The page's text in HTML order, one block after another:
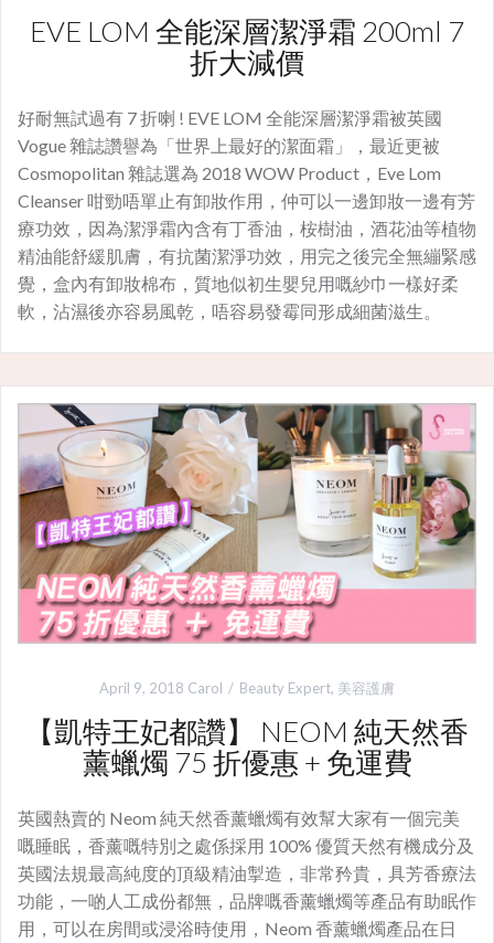
EVE LOM 全能深層潔淨霜 200ml 7
折大減價
好耐無試過有 7 折喇 ! EVE LOM 全能深層潔淨霜被英國
Vogue 雜誌讚譽為「世界上最好的潔面霜」，最近更被
Cosmopolitan 雜誌選為 2018 WOW Product，Eve Lom
Cleanser 咁勁唔單止有卸妝作用，仲可以一邊卸妝一邊有芳
療功效，因為潔淨霜內含有丁香油，桉樹油，酒花油等植物
精油能舒緩肌膚，有抗菌潔淨功效，用完之後完全無繃緊感
覺，盒內有卸妝棉布，質地似初生嬰兒用嘅紗巾一樣好柔
軟，沾濕後亦容易風乾，唔容易發霉同形成細菌滋生。
April 9, 2018 Carol Beauty Expert, 美容護膚
【凱特王妃都讚】 NEOM 純天然香
薰蠟燭 75 折優惠 + 免運費
英國熱賣的 Neom 純天然香薰蠟燭有效幫大家有一個完美
嘅睡眠，香薰嘅特別之處係採用 100% 優質天然有機成分及
英國法規最高純度的頂級精油掣造，非常矜貴，具芳香療法
功能，一啲人工成份都無，品牌嘅香薰蠟燭等產品有助眠作
用，可以在房間或浸浴時使用，Neom 香薰蠟燭產品在日